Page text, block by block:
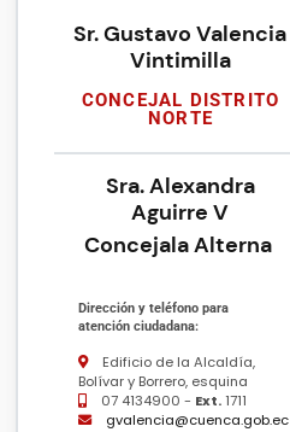
Sr. Gustavo Valencia
Vintimilla
CONCEJAL DISTRITO
NORTE
Sra. Alexandra
Aguirre V
Concejala Alterna
Dirección y teléfono para
atención ciudadana:
Edificio de la Alcaldía,
Bolívar y Borrero, esquina
07 4134900 - Ext.1711
gvalencia@cuenca.gob.ec